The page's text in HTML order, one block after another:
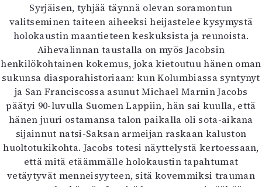
Syrjäisen, tyhjää täynnä olevan soramontun
valitseminen taiteen aiheeksi heijastelee kysymystä
holokaustin maantieteen keskuksista ja reunoista.
Aihevalinnan taustalla on myös Jacobsin
henkilökohtainen kokemus, joka kietoutuu hänen oman
sukunsa diasporahistoriaan: kun Kolumbiassa syntynyt
ja San Franciscossa asunut Michael Marnin Jacobs
päätyi 90-luvulla Suomen Lappiin, hän sai kuulla, että
hänen juuri ostamansa talon paikalla oli sota-aikana
sijainnut natsi-Saksan armeijan raskaan kaluston
huoltotukikohta. Jacobs totesi näyttelystä kertoessaan,
että mitä etäämmälle holokaustin tapahtumat
vetäytyvät menneisyyteen, sitä kovemmiksi trauman